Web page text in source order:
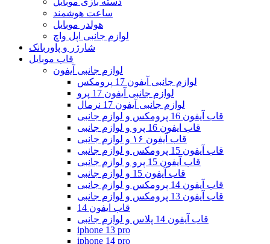
ساعت هوشمند
هولدر موبایل
لوازم جانبی اپل واچ
شارژر و پاوربانک
قاب موبایل
لوازم جانبی آیفون
لوازم جانبی آیفون 17 پرومکس
لوازم جانبی آیفون 17 پرو
لوازم جانبی آیفون 17 نرمال
قاب آیفون 16 پرومکس و لوازم جانبی
قاب ایفون 16 پرو و لوازم جانبی
قاب آیفون ۱۶ و لوازم جانبی
قاب آیفون 15 پرومکس و لوازم جانبی
قاب آیفون 15 پرو و لوازم جانبی
قاب آیفون 15 و لوازم جانبی
قاب آیفون 14 پرومکس و لوازم جانبی
قاب آیفون 13 پرومکس و لوازم جانبی
قاب ایفون 14
قاب آیفون 14 پلاس و لوازم جانبی
iphone 13 pro
iphone 14 pro